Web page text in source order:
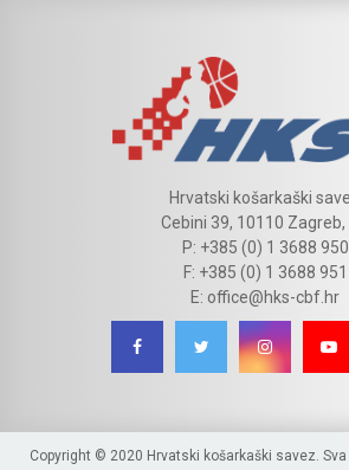
Hrvatski košarkaški
Cebini 39, 10110 Zagreb,
P: +385 (0) 1 3688 950
F: +385 (0) 1 3688 951
E: office@hks-cbf.hr
Copyright © 2020 Hrvatski košarkaški savez.